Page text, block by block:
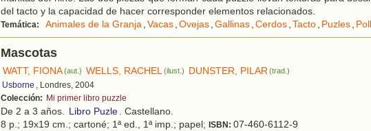
del tacto y la capacidad de hacer corresponder elementos relacionados.
Temática: Animales de la Granja,Vacas,Ovejas,Gallinas,Cerdos,Tacto, Puzles,
Mascotas
WATT, FIONA(aut.) WELLS, RACHEL(ilust.) DUNSTER, PILAR (trad.)
Usborne , Londres, 2004
Colección: Mi primer libro puzzle
De 2 a 3 años. Libro Puzle. Castellano.
8 p.; 19x19 cm.; cartoné; 1ª ed., 1ª imp.; papel; ISBN: 07-460-6112-9